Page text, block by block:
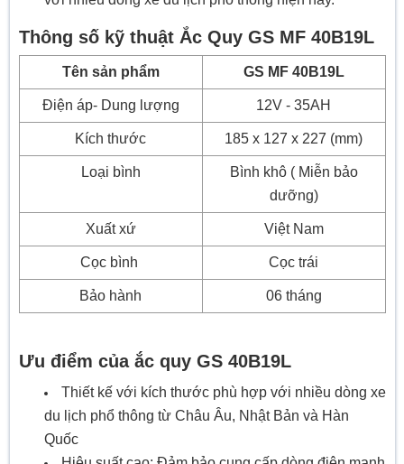
Thông số kỹ thuật Ắc Quy GS MF 40B19L
Tên sản phẩm GS MF 40B19L
Điện áp- Dung lượng 12V - 35AH
Kích thước 185 x 127 x 227 (mm)
Loại bình
Bình khô ( Miễn bảo
dưỡng)
Xuất xứ Việt Nam
Cọc bình Cọc trái
Bảo hành 06 tháng
Ưu điểm của ắc quy GS 40B19L
Thiết kế với kích thước phù hợp với nhiều dòng xe
du lịch phổ thông từ Châu Âu, Nhật Bản và Hàn
Quốc